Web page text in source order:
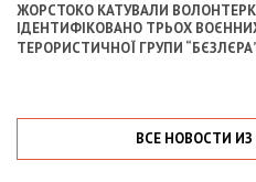
ЖОРСТОКО КАТУВАЛИ
ІДЕНТИФІКОВАНО ТРЬОХ
ТЕРОРИСТИЧНОЇ ГРУПИ
ВСЕ НОВОСТИ